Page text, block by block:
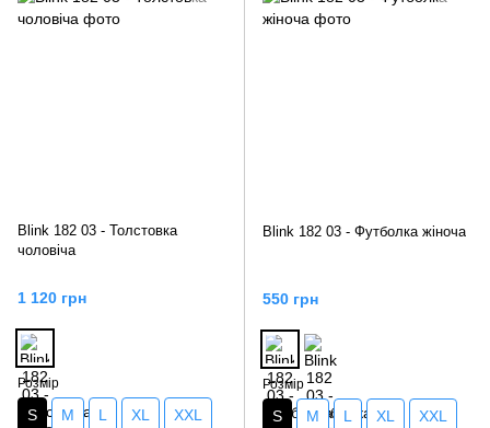
Blink 182 03 - Толстовка
чоловіча
1 120 грн
Розмір
S M L XL XXL
Blink 182 03 - Футболка жіноча
550 грн
Розмір
S M L XL XXL